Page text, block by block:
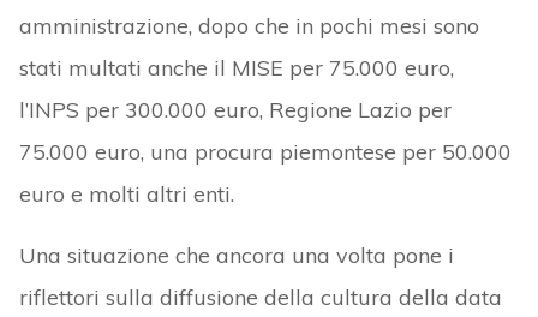
amministrazione, dopo che in pochi mesi sono
stati multati anche il MISE per 75.000 euro,
l’INPS per 300.000 euro, Regione Lazio per
75.000 euro, una procura piemontese per 50.000
euro e molti altri enti.
Una situazione che ancora una volta pone i
riflettori sulla diffusione della cultura della data